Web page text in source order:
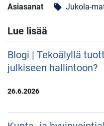
Asiasanat local_offer Jukola-
Lue lisää
Blogi | Tekoälyllä
julkiseen hallintoon?
26.6.2026